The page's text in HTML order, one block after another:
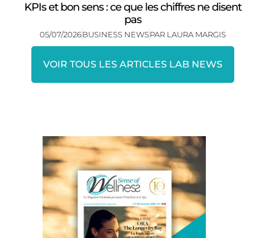
KPIs et bon sens : ce que les chiffres ne disent
pas
05/07/2026BUSINESS NEWSPAR LAURA MARGIS
VOIR TOUS LES ARTICLES LAB NEWS